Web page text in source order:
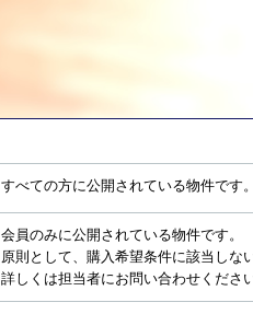
すべての方に公開されている物件です。
会員のみに公開されている物件です。
原則として、購入希望条件に該当しな
詳しくは担当者にお問い合わせください